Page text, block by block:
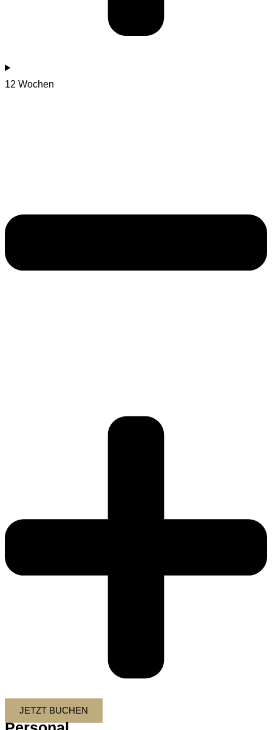
12 Wochen
JETZT BUCHEN